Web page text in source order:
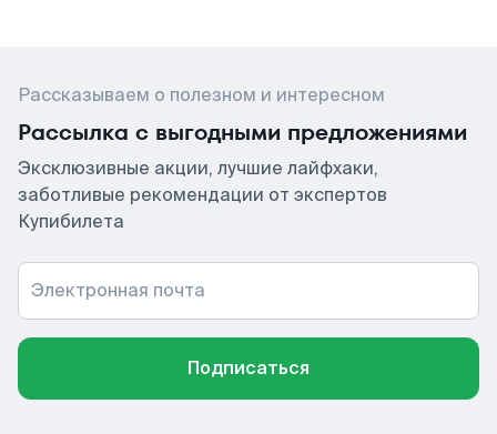
Рассказываем о полезном и интересном
Рассылка с выгодными предложениями
Эксклюзивные акции, лучшие лайфхаки,
заботливые рекомендации от экспертов
Купибилета
Электронная почта
Подписаться